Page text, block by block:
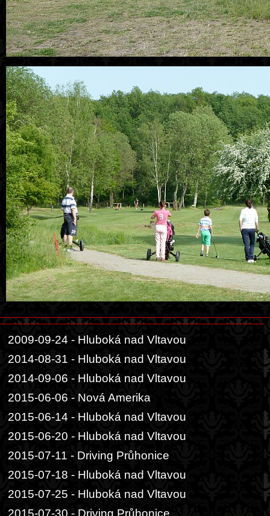
2009-09-24 - Hluboká nad Vltavou
2014-08-31 - Hluboká nad Vltavou
2014-09-06 - Hluboká nad Vltavou
2015-06-06 - Nová Amerika
2015-06-14 - Hluboká nad Vltavou
2015-06-20 - Hluboká nad Vltavou
2015-07-11 - Driving Průhonice
2015-07-18 - Hluboká nad Vltavou
2015-07-25 - Hluboká nad Vltavou
2015-07-30 - Driving Průhonice